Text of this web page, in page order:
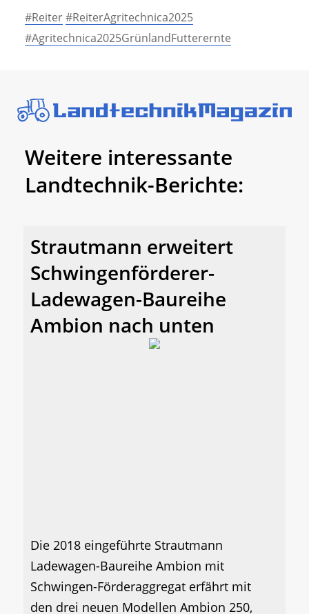
#Reiter#ReiterAgritechnica2025
#Agritechnica2025GrünlandFutterernte
Weitere interessante
Landtechnik-Berichte:
Strautmann erweitert
Schwingenförderer-
Ladewagen-Baureihe
Ambion nach unten
Die 2018 eingeführte Strautmann
Ladewagen-Baureihe Ambion mit
Schwingen-Förderaggregat erfährt mit
den drei neuen Modellen Ambion 250,